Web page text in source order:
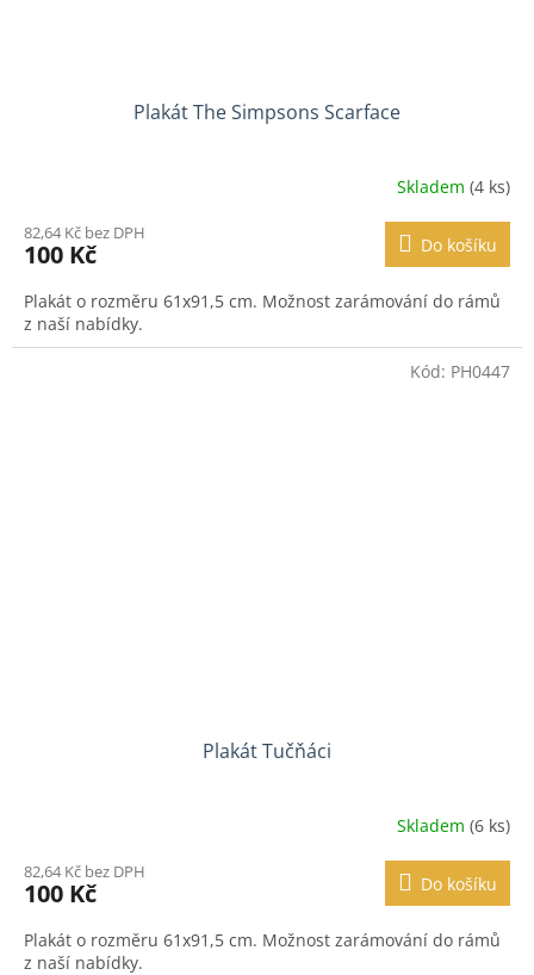
Plakát The Simpsons Scarface
Skladem (4 ks)
82,64 Kč bez DPH
100 Kč Do košíku
Plakát o rozměru 61x91,5 cm. Možnost zarámování do rámů
z naší nabídky.
Plakát Tučňáci
Skladem (6 ks)
82,64 Kč bez DPH
100 Kč Do košíku
Plakát o rozměru 61x91,5 cm. Možnost zarámování do rámů
z naší nabídky.
Kód: PH0447